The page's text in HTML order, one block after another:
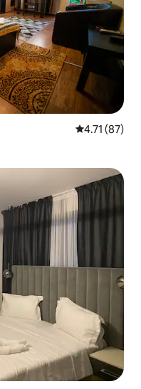
평점 4.71점
4.71 (87)